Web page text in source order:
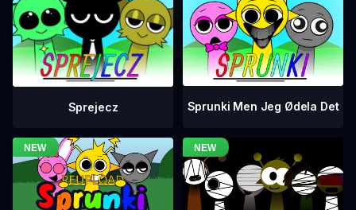
Sprejecz Sprunki Men Jeg Ødela Det